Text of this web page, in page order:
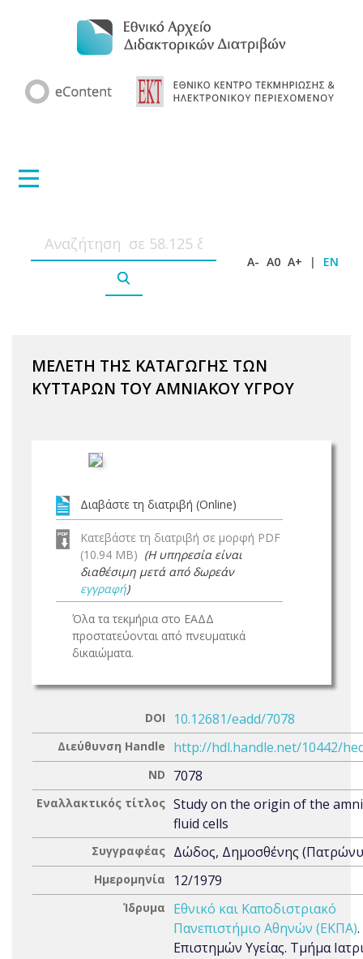
A- A0 A+ | EN
ΜΕΛΕΤΗ ΤΗΣ ΚΑΤΑΓΩΓΗΣ ΤΩΝ
ΚΥΤΤΑΡΩΝ ΤΟΥ ΑΜΝΙΑΚΟΥ ΥΓΡΟΥ
Διαβάστε τη διατριβή (Online)
Κατεβάστε τη διατριβή σε μορφή PDF
(10.94 MB) (Η υπηρεσία είναι
διαθέσιμη μετά από δωρεάν
εγγραφή)
Όλα τα τεκμήρια στο ΕΑΔΔ
προστατεύονται από πνευματικά
δικαιώματα.
DOI 10.12681/eadd/7078
Διεύθυνση Handle http://hdl.handle.net/10442/
ND 7078
Εναλλακτικός τίτλος Study on the origin of the
fluid cells
Συγγραφέας Δώδος, Δημοσθένης
Ημερομηνία 12/1979
Ίδρυμα
Εθνικό και Καποδιστριακό
Πανεπιστήμιο Αθηνών (ΕΚΠΑ)
Επιστημών Υγείας. Τμήμα